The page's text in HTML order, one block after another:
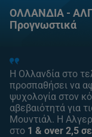
ΟΛΛΑΝΔΙΑ -
Προγνωστικά
Η Ολλανδία στο
προσπαθήσει να
ψυχολογία στον
αβεβαιότητά για
Μουντιάλ. Η
στο 1 & over 2,5